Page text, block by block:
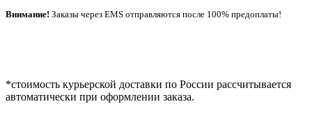
Внимание! Заказы через EMS отправляются после 100% предоплаты!
*стоимость курьерской доставки по России рассчитывается
автоматически при оформлении заказа.